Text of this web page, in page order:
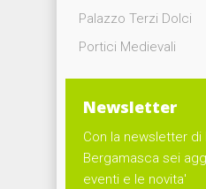
Palazzo Terzi Dolci
Portici Medievali
Newsletter
Con la newsletter di
Bergamasca sei
eventi e le novita'